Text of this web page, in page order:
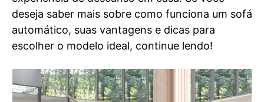
deseja saber mais sobre como funciona um sofá
automático, suas vantagens e dicas para
escolher o modelo ideal, continue lendo!